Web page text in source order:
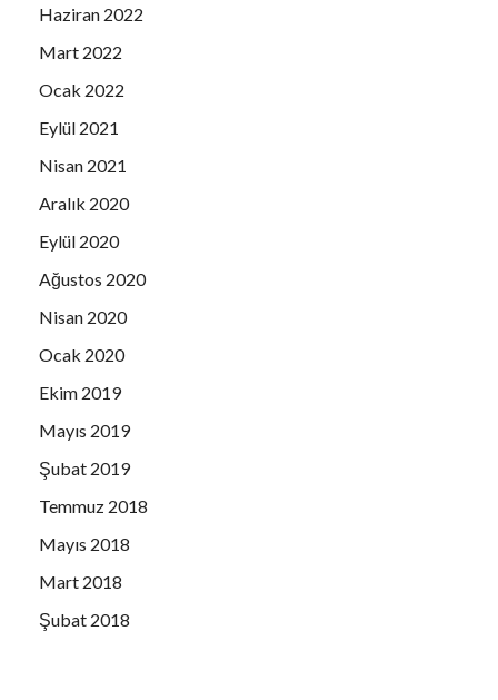
PINE BAY HOLIDAY RESTAURANT
PLANET YUCCA RESTAURANT
PALOMA HOTELS
RIZA SARAÇ AİLESİ
SEVİM TÜREMEN
SOMUN YEMEK FABRİKASI CATERING
STUDIO AC
URAL-FAİK ALP LTD.ŞTİ.
YELPAZE İNŞAAT BY KOTAN
YILMAZLAR YAPI MARKET
Haziran 2022
Mart 2022
Ocak 2022
Eylül 2021
Nisan 2021
Aralık 2020
Eylül 2020
Ağustos 2020
Nisan 2020
Ocak 2020
Ekim 2019
Mayıs 2019
Şubat 2019
Temmuz 2018
Mayıs 2018
Mart 2018
Şubat 2018